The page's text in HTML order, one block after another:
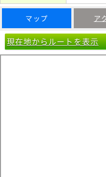
マップ ア
現在地からルートを表示